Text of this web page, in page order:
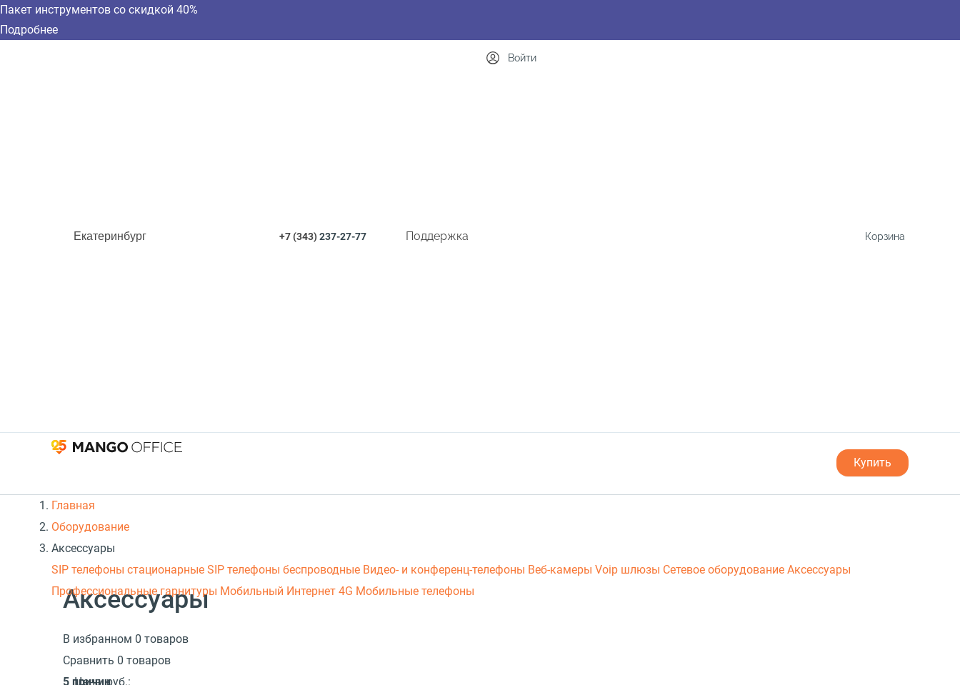
Пакет инструментов со скидкой 40%
Подробнее
Екатеринбург +7 (343)237-27-77 Поддержка
Войти
Корзина
Купить
Главная
Оборудование
Аксессуары
SIP телефоны стационарные SIP телефоны беспроводные Видео- и конференц-телефоны Веб-камеры Voip шлюзы Сетевое оборудование Аксессуары
Профессиональные гарнитуры Мобильный Интернет 4G Мобильные телефоны
Аксессуары
В избранном 0 товаров
Сравнить 0 товаров
Цена, руб.:
5 причин